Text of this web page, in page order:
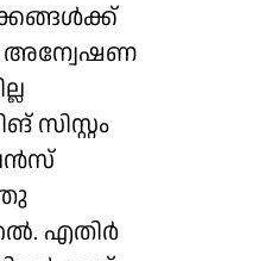
അന്വേഷണ
സിസ്റ്റം
എതിര്‍